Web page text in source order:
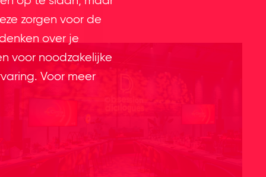
zorgen voor de
over je
voor noodzakelijke
Voor meer